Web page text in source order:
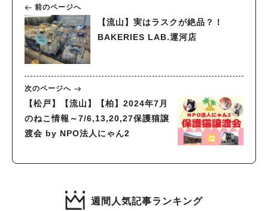
前のページへ
【流山】実はラスクが絶品？！
BAKERIES LAB.運河店
次のページへ
【松戸】【流山】【柏】2024年7月
のねこ情報～7/6,13,20,27保護猫譲
渡会 by NPO法人にゃん2
週間人気記事ランキング